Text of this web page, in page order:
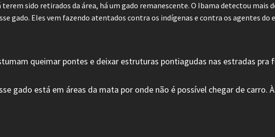
terem sido retirados da área, há um gado remanescente. O Ibama detectou
gado. Eles vem fazendo atentados contra os indígenas e contra os agentes do
queimar pontes e deixar estruturas pontiagudas nas estradas pra
gado está em áreas da mata por onde não é possível chegar de carro.